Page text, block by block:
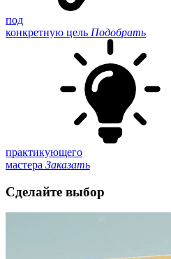
под
конкретную цель Подобрать
практикующего
мастера Заказать
Сделайте выбор